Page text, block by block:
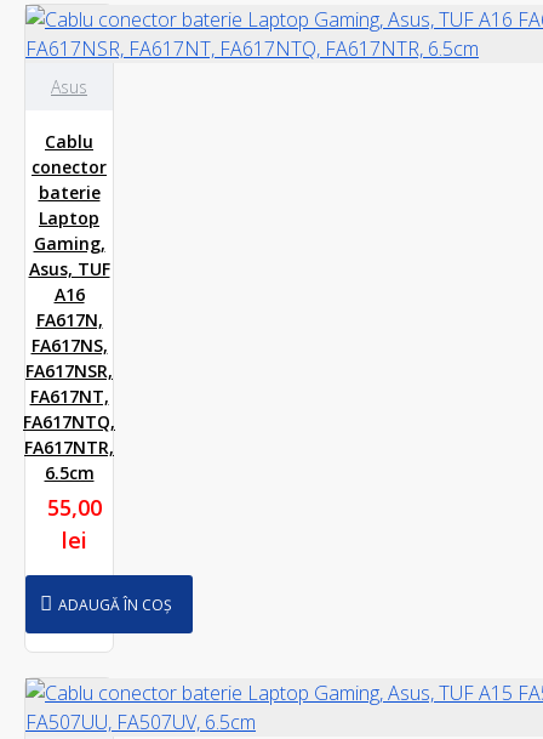
Transcend Westen Digital
Asus
Cablu
conector
baterie
Laptop
Gaming,
Asus, TUF
A16
FA617N,
FA617NS,
FA617NSR,
FA617NT,
FA617NTQ,
FA617NTR,
6.5cm
55,00
lei
ADAUGĂ ÎN COȘ